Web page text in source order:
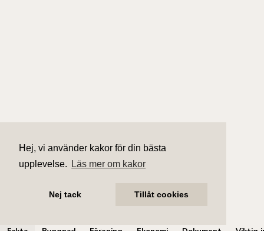
Hej, vi använder kakor för din bästa
upplevelse.
Läs mer om kakor
Nej tack Tillåt cookies